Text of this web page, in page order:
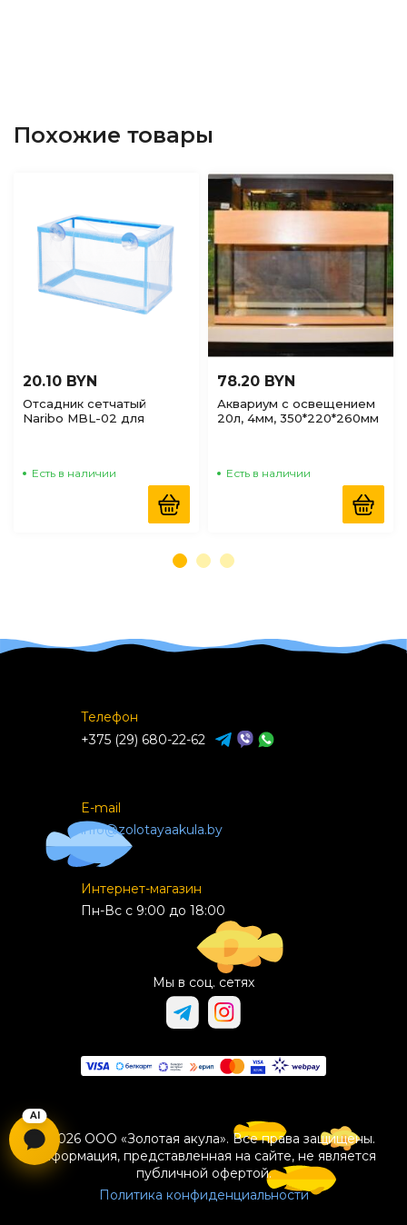
Похожие товары
20.10 BYN
Отсадник сетчатый
Naribo MBL-02 для
Есть в наличии
78.20 BYN
Аквариум с освещением
20л, 4мм, 350*220*260мм
Есть в наличии
Телефон
+375 (29) 680-22-62
E-mail
info@zolotayaakula.by
Интернет-магазин
Пн-Вс с 9:00 до 18:00
Мы в соц. сетях
© 2026 ООО «Золотая акула». Все права защищены.
Информация, представленная на сайте, не является
публичной офертой.
Политика конфиденциальности